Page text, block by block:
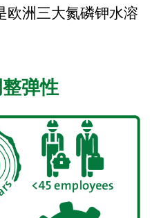
欧洲三大氮磷钾水溶
弹性